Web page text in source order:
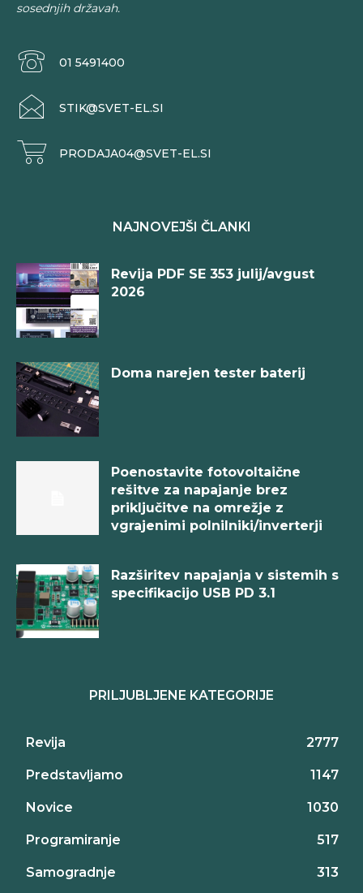
sosednjih državah.
01 5491400
STIK@SVET-EL.SI
PRODAJA04@SVET-EL.SI
NAJNOVEJŠI ČLANKI
Revija PDF SE 353 julij/avgust
2026
Doma narejen tester baterij
Poenostavite fotovoltaične
rešitve za napajanje brez
priključitve na omrežje z
vgrajenimi polnilniki/inverterji
Razširitev napajanja v sistemih s
specifikacijo USB PD 3.1
PRILJUBLJENE KATEGORIJE
Revija 2777
Predstavljamo 1147
Novice 1030
Programiranje 517
Samogradnje 313